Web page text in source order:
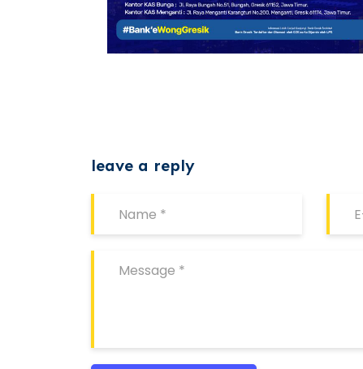
leave a reply